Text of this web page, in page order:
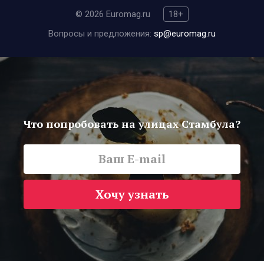
© 2026 Euromag.ru
18+
Вопросы и предложения: sp@euromag.ru
Что попробовать на улицах Стамбула?
Хочу узнать